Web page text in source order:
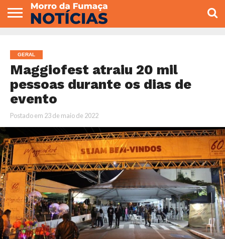
VEREADORES
GERAL
Maggiofest atraiu 20 mil
pessoas durante os dias de
evento
Postado em 23 de maio de 2022